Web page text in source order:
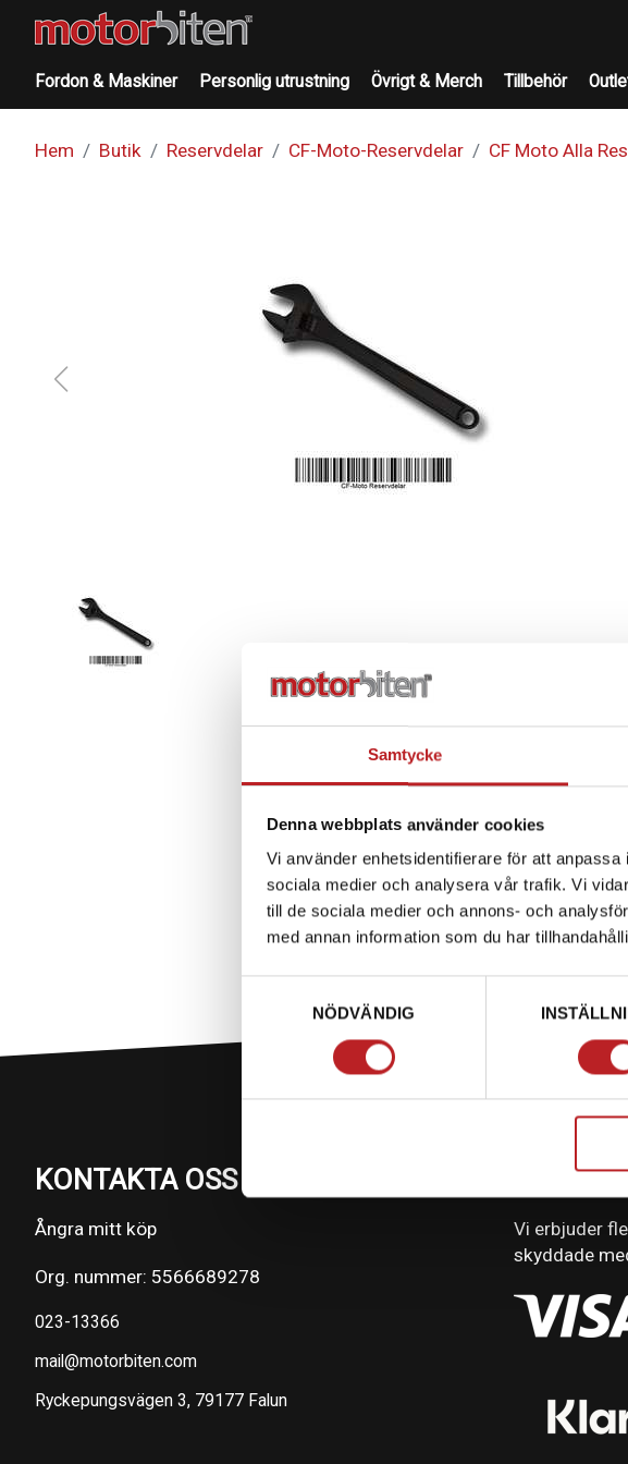
Samtycke
Denna webbplats använder cookies
Vi använder enhetsidentifierare för att
sociala medier och analysera vår trafik. Vi
till de sociala medier och annons- och
med annan information som du har
NÖDVÄNDIG
Fordon & Maskiner Personlig utrustning Övrigt & Merch Tillbehör
Hem Butik Reservdelar CF-Moto-Reservdelar CF Moto Alla
KONTAKTA OSS PÅ MOTORBITEN
Ångra mitt köp
Org. nummer: 5566689278
023-13366
mail@motorbiten.com
Ryckepungsvägen 3, 79177 Falun
Vi erbjuder
skyddade